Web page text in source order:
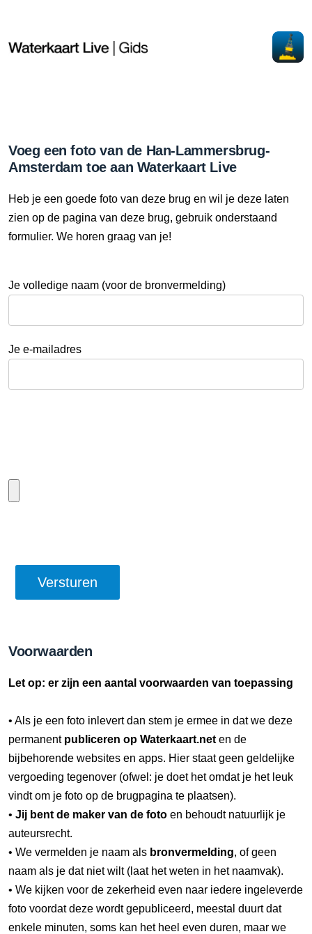
Voeg een foto van de Han-Lammersbrug-
Amsterdam toe aan Waterkaart Live
Heb je een goede foto van deze brug en wil je deze laten
zien op de pagina van deze brug, gebruik onderstaand
formulier. We horen graag van je!
Je volledige naam (voor de bronvermelding)
Je e-mailadres
Voorwaarden
Let op: er zijn een aantal voorwaarden van toepassing
• Als je een foto inlevert dan stem je ermee in dat we deze
permanent publiceren op Waterkaart.net en de
bijbehorende websites en apps. Hier staat geen geldelijke
vergoeding tegenover (ofwel: je doet het omdat je het leuk
vindt om je foto op de brugpagina te plaatsen).
• Jij bent de maker van de foto en behoudt natuurlijk je
auteursrecht.
• We vermelden je naam als bronvermelding, of geen
naam als je dat niet wilt (laat het weten in het naamvak).
• We kijken voor de zekerheid even naar iedere ingeleverde
foto voordat deze wordt gepubliceerd, meestal duurt dat
enkele minuten, soms kan het heel even duren, maar we